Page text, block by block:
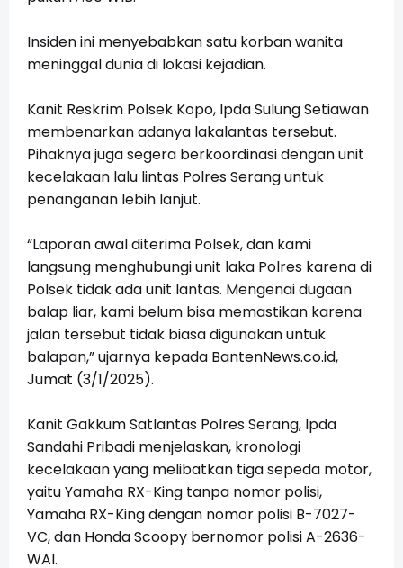
Insiden ini menyebabkan satu korban wanita
meninggal dunia di lokasi kejadian.
Kanit Reskrim Polsek Kopo, Ipda Sulung Setiawan
membenarkan adanya lakalantas tersebut.
Pihaknya juga segera berkoordinasi dengan unit
kecelakaan lalu lintas Polres Serang untuk
penanganan lebih lanjut.
“Laporan awal diterima Polsek, dan kami
langsung menghubungi unit laka Polres karena di
Polsek tidak ada unit lantas. Mengenai dugaan
balap liar, kami belum bisa memastikan karena
jalan tersebut tidak biasa digunakan untuk
balapan,” ujarnya kepada BantenNews.co.id,
Jumat (3/1/2025).
Kanit Gakkum Satlantas Polres Serang, Ipda
Sandahi Pribadi menjelaskan, kronologi
kecelakaan yang melibatkan tiga sepeda motor,
yaitu Yamaha RX-King tanpa nomor polisi,
Yamaha RX-King dengan nomor polisi B-7027-
VC, dan Honda Scoopy bernomor polisi A-2636-
WAI.